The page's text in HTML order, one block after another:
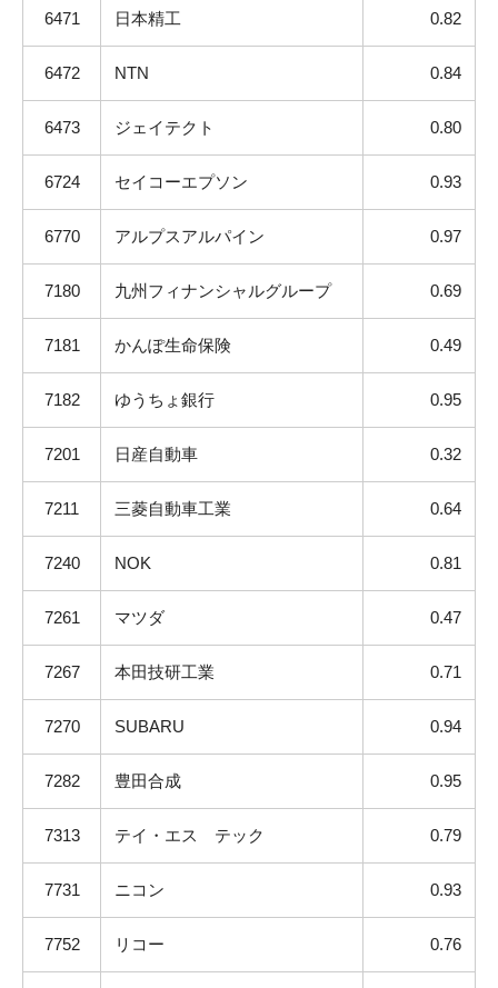
6471 日本精工 0.82
6472 NTN 0.84
6473 ジェイテクト 0.80
6724 セイコーエプソン 0.93
6770 アルプスアルパイン 0.97
7180 九州フィナンシャルグループ 0.69
7181 かんぽ生命保険 0.49
7182 ゆうちょ銀行 0.95
7201 日産自動車 0.32
7211 三菱自動車工業 0.64
7240 NOK 0.81
7261 マツダ 0.47
7267 本田技研工業 0.71
7270 SUBARU 0.94
7282 豊田合成 0.95
7313 テイ・エス テック 0.79
7731 ニコン 0.93
7752 リコー 0.76